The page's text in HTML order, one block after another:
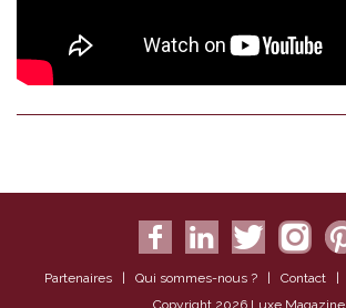
Partenaires | Qui sommes-nous ? | Contact |
Copyright 2026 Luxe Magazine